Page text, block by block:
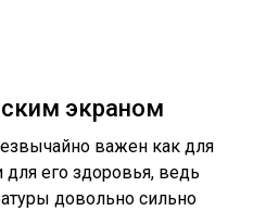
экраном
важен как для
для его здоровья, ведь
довольно сильно